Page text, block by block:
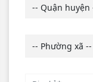
-- Quận huyện
-- Phường xã --